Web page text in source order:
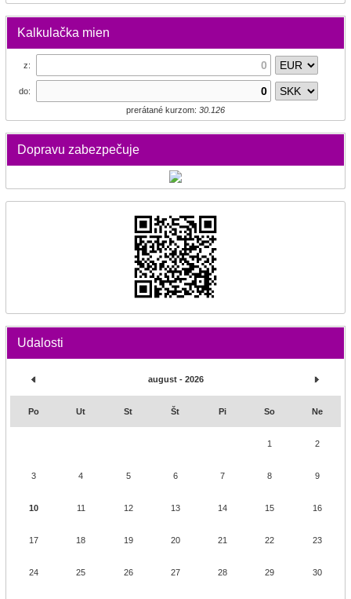
Kalkulačka mien
z:
do:
prerátané kurzom: 30.126
Dopravu zabezpečuje
Udalosti
august - 2026
Po Ut St Št Pi So Ne
1 2
3 4 5 6 7 8 9
10 11 12 13 14 15 16
17 18 19 20 21 22 23
24 25 26 27 28 29 30